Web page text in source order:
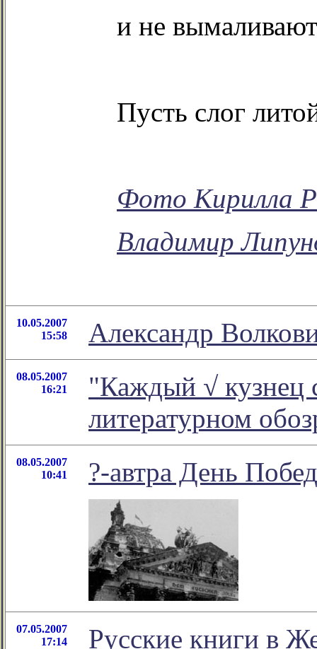
и не
Пусть слог
Фото Кирилла
Владимир
10.05.2007
15:58
Александр
08.05.2007
16:21
"Каждый √ кузнец
литературном
08.05.2007
10:41
?-автра День
07.05.2007
17:14
Русские книги в